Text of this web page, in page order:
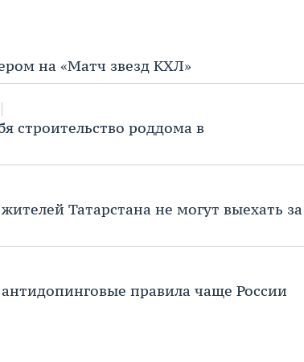
на «Матч звезд КХЛ»
строительство роддома в
Татарстана не могут выехать за
правила чаще России